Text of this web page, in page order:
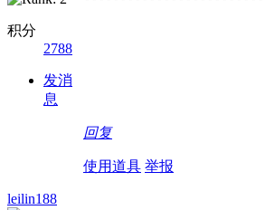
积分
2788
发消
息
回复
使用道具 举报
leilin188